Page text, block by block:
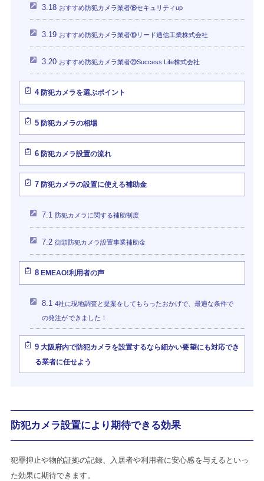
3.18 おすすめ防犯カメラ業者⑱セキュリティup
3.19 おすすめ防犯カメラ業者⑲リード通信工業株式会社
3.20 おすすめ防犯カメラ業者⑳Success Life株式会社
4防犯カメラを選ぶポイント
5防犯カメラの相場
6防犯カメラ設置の流れ
7防犯カメラの設置に使える補助金
7.1 防犯カメラに関する補助制度
7.2 街頭防犯カメラ設置事業補助金
8EMEAO!利用者の声
8.1 4社に現地調査と提案をしてもらったおかげで、最適な条件で
の発注ができました！
9大阪府内で防犯カメラを設置するなら細かい要望にも対応でき
る業者に任せよう
防犯カメラ設置により期待できる効果
犯罪抑止や物的証拠の記録、入居者や利用者に安心感を与えるといっ
た効果に期待できます。